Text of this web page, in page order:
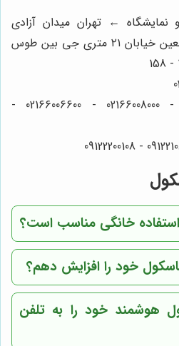
← تهران میدان آزادی
خیابان آزادی میدان استاد معین خیابان ۲۱ متری جی بین طوس
خطوط ویژه: 02166009000 - 02166008000 - 02166006600 -
خانگی مناسب است؟
خود را افزایش دهم؟
هوشمند خود را به تلفن